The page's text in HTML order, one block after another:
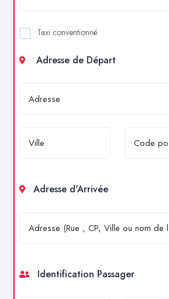
Taxi conventionné
Adresse de Départ
Adresse d'Arrivée
Identification Passager